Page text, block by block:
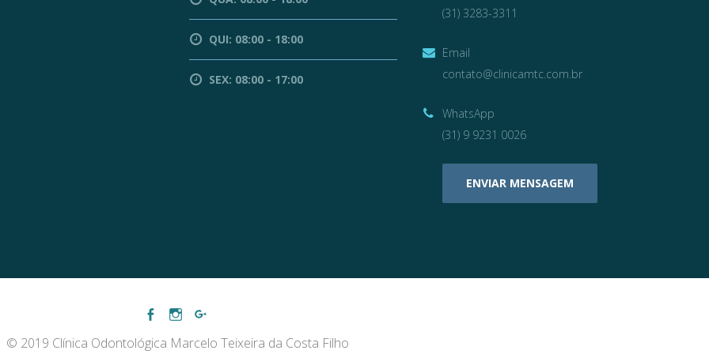
QUI: 08:00 - 18:00
SEX: 08:00 - 17:00
(31) 3283-3311
Email
contato@clinicamtc.com.br
WhatsApp
(31) 9 9231 0026
ENVIAR MENSAGEM
© 2019 Clínica Odontológica Marcelo Teixeira da Costa Filho